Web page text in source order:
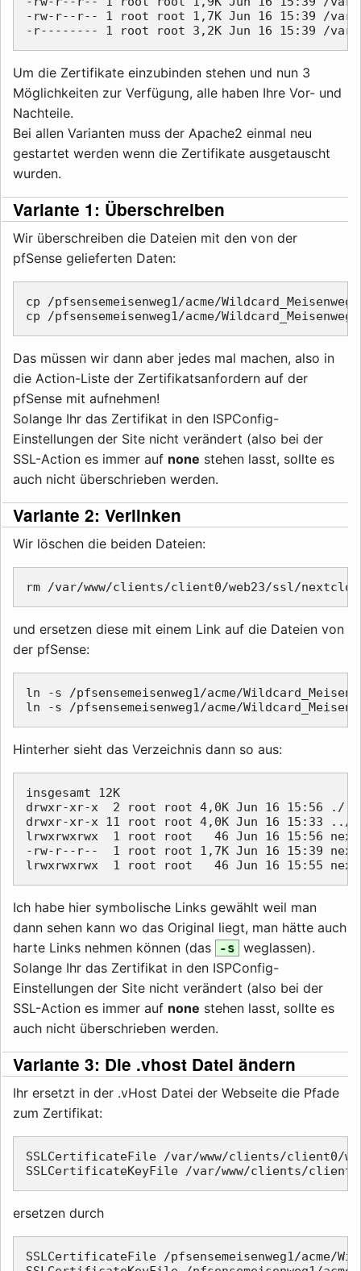
-rw-r--r-- 1 root root 1,7K Jun 16 15:39 /
Um die Zertifikate einzubinden stehen und nun 3
Möglichkeiten zur Verfügung, alle haben Ihre Vor- und
Nachteile.
Bei allen Varianten muss der Apache2 einmal neu
gestartet werden wenn die Zertifikate ausgetauscht
wurden.
Variante 1: Überschreiben
Wir überschreiben die Dateien mit den von der
pfSense gelieferten Daten:
cp /pfsensemeisenweg1/acme/
Das müssen wir dann aber jedes mal machen, also in
die Action-Liste der Zertifikatsanfordern auf der
pfSense mit aufnehmen!
Solange Ihr das Zertifikat in den ISPConfig-
Einstellungen der Site nicht verändert (also bei der
SSL-Action es immer auf none stehen lasst, sollte es
auch nicht überschrieben werden.
Variante 2: Verlinken
Wir löschen die beiden Dateien:
und ersetzen diese mit einem Link auf die Dateien von
der pfSense:
ln -s /pfsensemeisenweg1/acme/
Hinterher sieht das Verzeichnis dann so aus:
insgesamt 12K
drwxr-xr-x  2 root root 4,0K Jun 16 15:56 ./
drwxr-xr-x 11 root root 4,0K Jun 16 15:33 ../
lrwxrwxrwx  1 root root   46 Jun 16 15:56
-rw-r--r--  1 root root 1,7K Jun 16 15:39
Ich habe hier symbolische Links gewählt weil man
dann sehen kann wo das Original liegt, man hätte auch
harte Links nehmen können (das
-s weglassen).
Solange Ihr das Zertifikat in den ISPConfig-
Einstellungen der Site nicht verändert (also bei der
SSL-Action es immer auf none stehen lasst, sollte es
auch nicht überschrieben werden.
Variante 3: Die .vhost Datei ändern
Ihr ersetzt in der .vHost Datei der Webseite die Pfade
zum Zertifikat:
SSLCertificateFile /var/www/clients/client0/
ersetzen durch
SSLCertificateFile /pfsensemeisenweg1/acme/